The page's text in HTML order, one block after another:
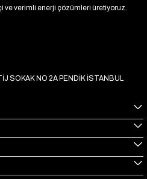
ve verimli enerji çözümleri üretiyoruz.
SOKAK NO 2A PENDİK İSTANBUL